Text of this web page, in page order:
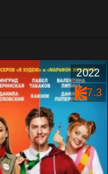
2022
7.3